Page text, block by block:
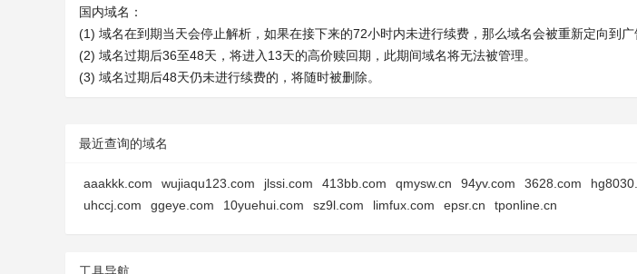
国内域名：
(1) 域名在到期当天会停止解析，如果在接下来的72小时内未进行续费，那么域名会被重新定向到
(2) 域名过期后36至48天，将进入13天的高价赎回期，此期间域名将无法被管理。
(3) 域名过期后48天仍未进行续费的，将随时被删除。
最近查询的域名
aaakkk.com wujiaqu123.com jlssi.com 413bb.com qmysw.cn 94yv.com 3628.com
uhccj.com
ggeye.com 10yuehui.com sz9l.com limfux.com epsr.cn tponline.cn